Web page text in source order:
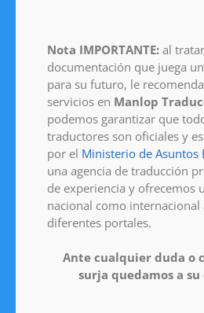
Nota IMPORTANTE: al
documentación que juega
para su futuro, le
servicios en Manlop
podemos garantizar que
traductores son oficiales y
por el Ministerio de Asuntos
una agencia de traducción
de experiencia y ofrecemos
nacional como internacional
diferentes portales.
Ante cualquier duda o
surja quedamos a